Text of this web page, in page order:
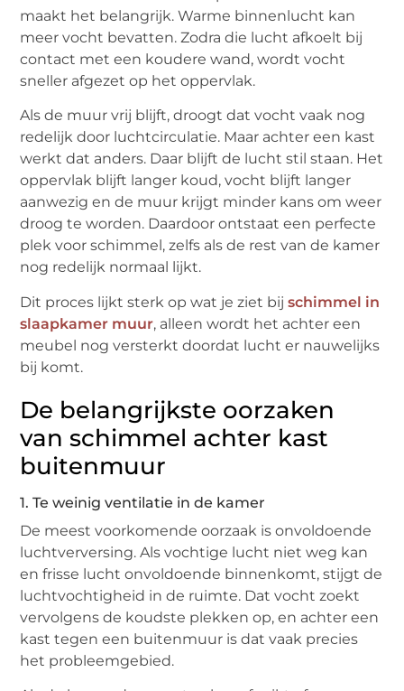
maakt het belangrijk. Warme binnenlucht kan
meer vocht bevatten. Zodra die lucht afkoelt bij
contact met een koudere wand, wordt vocht
sneller afgezet op het oppervlak.
Als de muur vrij blijft, droogt dat vocht vaak nog
redelijk door luchtcirculatie. Maar achter een kast
werkt dat anders. Daar blijft de lucht stil staan. Het
oppervlak blijft langer koud, vocht blijft langer
aanwezig en de muur krijgt minder kans om weer
droog te worden. Daardoor ontstaat een perfecte
plek voor schimmel, zelfs als de rest van de kamer
nog redelijk normaal lijkt.
Dit proces lijkt sterk op wat je ziet bijschimmel in
slaapkamer muur, alleen wordt het achter een
meubel nog versterkt doordat lucht er nauwelijks
bij komt.
De belangrijkste oorzaken
van schimmel achter kast
buitenmuur
1. Te weinig ventilatie in de kamer
De meest voorkomende oorzaak is onvoldoende
luchtverversing. Als vochtige lucht niet weg kan
en frisse lucht onvoldoende binnenkomt, stijgt de
luchtvochtigheid in de ruimte. Dat vocht zoekt
vervolgens de koudste plekken op, en achter een
kast tegen een buitenmuur is dat vaak precies
het probleemgebied.